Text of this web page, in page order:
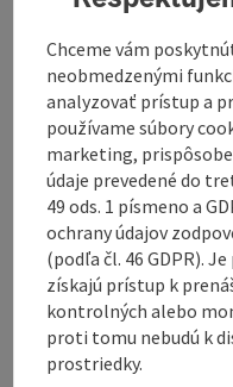
gas outboard motors,
AHF-Leitner, Abu
Browning, Black Cat,
Cebbra, Chub,
DAM, Drennan,
Fin-Nor, Gamakatsu,
Mitchel, Milo, Penn,
Rhino, Radical, Spro,
Spiderware, Shimano,
Zebco, and many
Chceme vám
neobmedzenými
analyzovať prístup a
používame súbory
marketing,
údaje prevedené do
49 ods. 1 písmeno a
ochrany údajov
(podľa čl. 46 GDPR).
získajú prístup k
kontrolných alebo
proti tomu nebudú k
prostriedky.